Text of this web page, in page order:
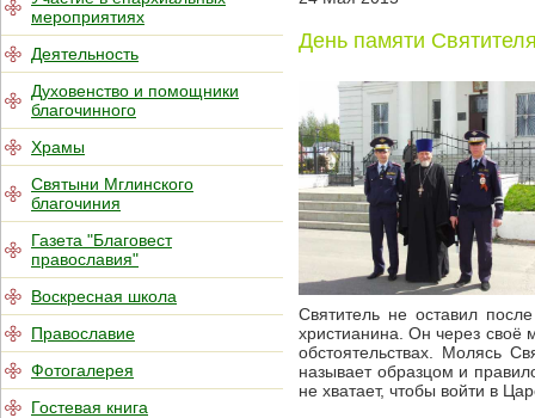
мероприятиях
Деятельность
Духовенство и помощники
благочинного
Храмы
Святыни Мглинского
благочиния
Газета "Благовест
православия"
Воскресная школа
Православие
Фотогалерея
Гостевая книга
День памяти
Святитель не оставил
христианина. Он через своё
обстоятельствах. Молясь
называет образцом и
не хватает, чтобы войти в